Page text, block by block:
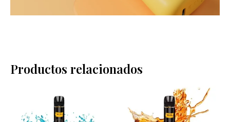
Productos relacionados